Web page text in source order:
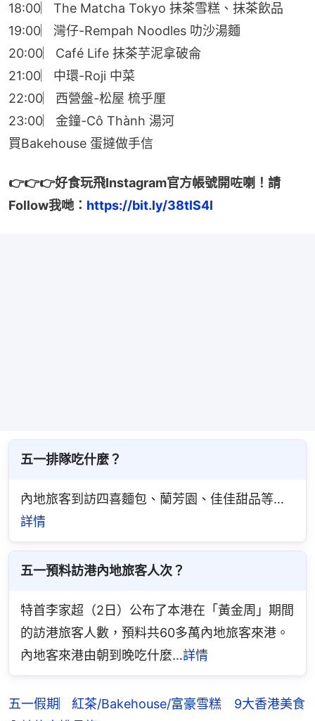
18:00︳The Matcha Tokyo 抹茶雪糕、抹茶飲品
19:00︳灣仔-Rempah Noodles 叻沙湯麵
20:00︳Café Life 抹茶芋泥拿破侖
21:00︳中環-Roji 中菜
22:00︳西營盤-松屋 梳乎厘
23:00︳金鐘-Cô Thành 湯河
買Bakehouse 蛋撻做手信
👉👉👉好食玩飛Instagram官方帳號開咗喇！請
Follow我哋： https://bit.ly/38tlS4l
五一排隊吃什麼？
內地旅客到訪四喜麵包、蘭芳園、佳佳甜品等…
詳情
五一預料訪港內地旅客人次？
特首李家超（2日）公布了本港在「黃金周」期間
的訪港旅客人數，預料共60多萬內地旅客來港。
內地客來港由朝到晚吃什麼…詳情
五一假期︳紅茶/Bakehouse/富豪雪糕 9大香港美食